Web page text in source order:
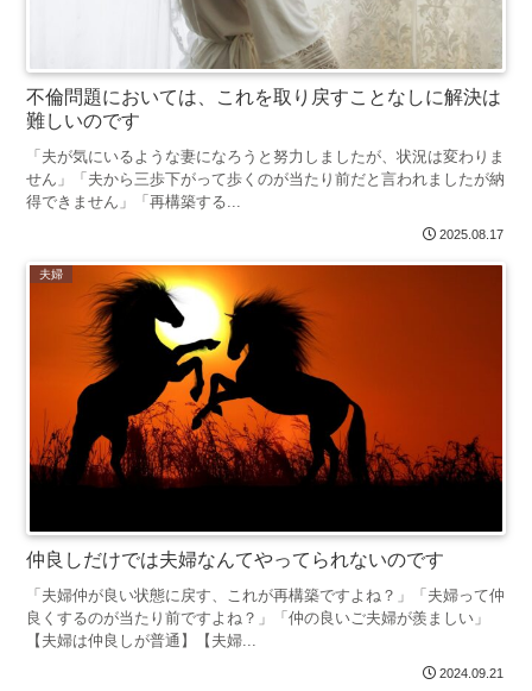
不倫問題においては、これを取り戻すことなしに解決は
難しいのです
「夫が気にいるような妻になろうと努力しましたが、状況は変わりま
せん」「夫から三歩下がって歩くのが当たり前だと言われましたが納
得できません」「再構築する...
2025.08.17
夫婦
仲良しだけでは夫婦なんてやってられないのです
「夫婦仲が良い状態に戻す、これが再構築ですよね？」「夫婦って仲
良くするのが当たり前ですよね？」「仲の良いご夫婦が羨ましい」
【夫婦は仲良しが普通】【夫婦...
2024.09.21